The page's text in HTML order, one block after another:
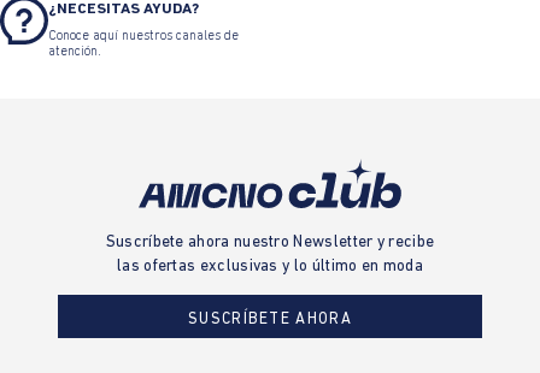
¿NECESITAS AYUDA?
Conoce aquí nuestros canales de
atención.
Suscríbete ahora nuestro Newsletter y recibe
las ofertas exclusivas y lo último en moda
SUSCRÍBETE AHORA